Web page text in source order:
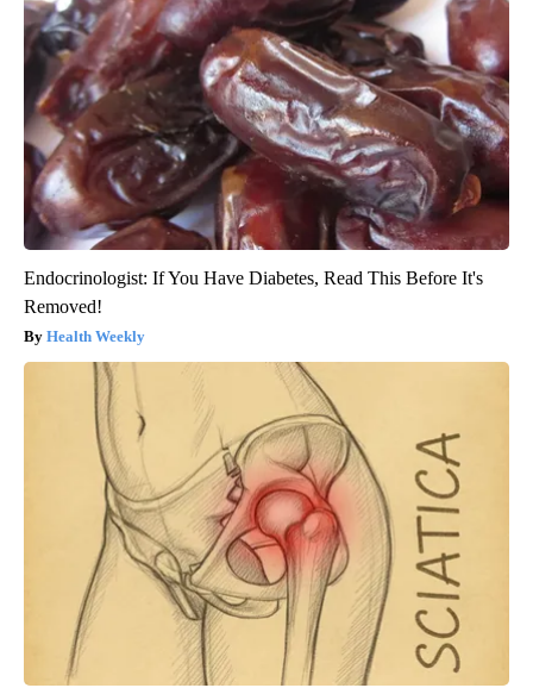
Endocrinologist: If You Have Diabetes, Read This Before It's
Removed!
Health Weekly